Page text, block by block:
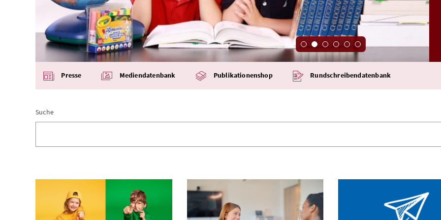
Presse Mediendatenbank Publikationenshop Rundschreibendatenbank
Suche